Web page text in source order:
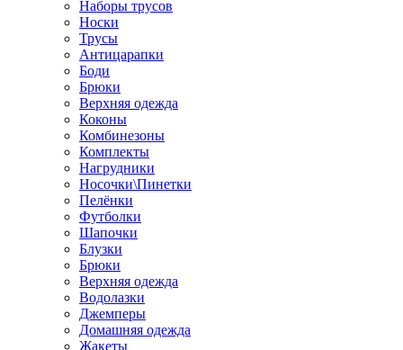
Наборы трусов
Носки
Трусы
Антицарапки
Боди
Брюки
Верхняя одежда
Коконы
Комбинезоны
Комплекты
Нагрудники
Носочки\Пинетки
Пелёнки
Футболки
Шапочки
Блузки
Брюки
Верхняя одежда
Водолазки
Джемперы
Домашняя одежда
Жакеты